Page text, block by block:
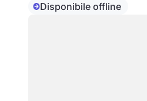
Disponibile offline